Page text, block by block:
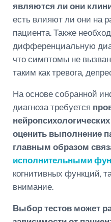
являются ли они
есть влияют ли они на
пациента. Также
дифференциальную
что симптомы не
таким как тревога,
На основе собранной
диагноза требуется
оценить выполнение
главным образом
исполнительными
когнитивных функций,
внимание.
Выбор тестов может